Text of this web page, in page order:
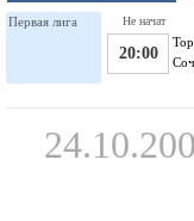
Первая лига
20:00
Не начат